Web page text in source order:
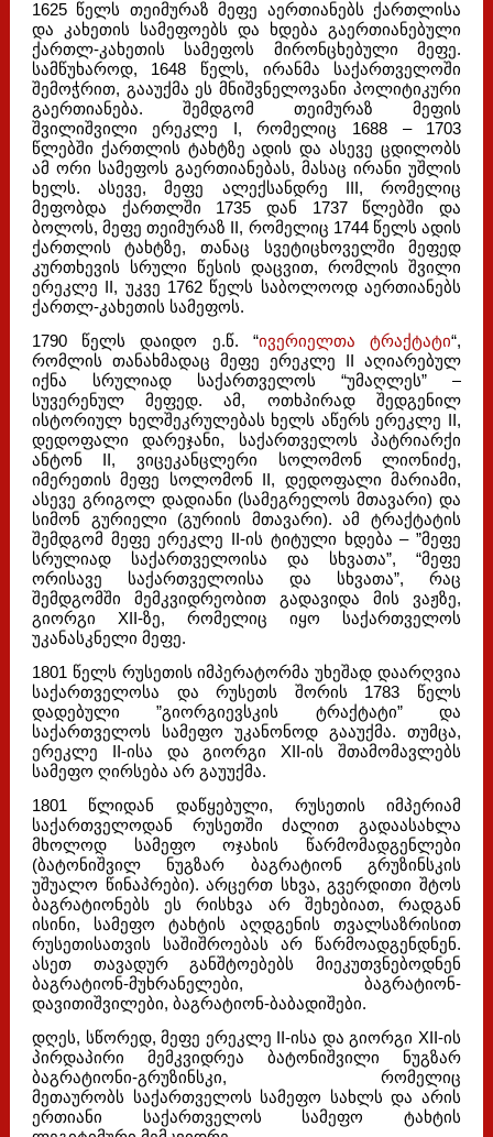
1625 წელს თეიმურაზ მეფე აერთიანებს ქართლისა
და კახეთის სამეფოებს და ხდება გაერთიანებული
ქართლ-კახეთის სამეფოს მირონცხებული მეფე.
სამწუხაროდ, 1648 წელს, ირანმა საქართველოში
შემოჭრით, გააუქმა ეს მნიშვნელოვანი პოლიტიკური
გაერთიანება. შემდგომ თეიმურაზ მეფის
შვილიშვილი ერეკლე I, რომელიც 1688 – 1703
წლებში ქართლის ტახტზე ადის და ასევე ცდილობს
ამ ორი სამეფოს გაერთიანებას, მასაც ირანი უშლის
ხელს. ასევე, მეფე ალექსანდრე III, რომელიც
მეფობდა ქართლში 1735 დან 1737 წლებში და
ბოლოს, მეფე თეიმურაზ II, რომელიც 1744 წელს ადის
ქართლის ტახტზე, თანაც სვეტიცხოველში მეფედ
კურთხევის სრული წესის დაცვით, რომლის შვილი
ერეკლე II, უკვე 1762 წელს საბოლოოდ აერთიანებს
ქართლ-კახეთის სამეფოს.
1790 წელს დაიდო ე.წ. “ივერიელთა ტრაქტატი“,
რომლის თანახმადაც მეფე ერეკლე II აღიარებულ
იქნა სრულიად საქართველოს “უმაღლეს” –
სუვერენულ მეფედ. ამ, ოთხპირად შედგენილ
ისტორიულ ხელშეკრულებას ხელს აწერს ერეკლე II,
დედოფალი დარეჯანი, საქართველოს პატრიარქი
ანტონ II, ვიცეკანცლერი სოლომონ ლიონიძე,
იმერეთის მეფე სოლომონ II, დედოფალი მარიამი,
ასევე გრიგოლ დადიანი (სამეგრელოს მთავარი) და
სიმონ გურიელი (გურიის მთავარი). ამ ტრაქტატის
შემდგომ მეფე ერეკლე II-ის ტიტული ხდება – ”მეფე
სრულიად საქართველოისა და სხვათა”, “მეფე
ორისავე საქართველოისა და სხვათა”, რაც
შემდგომში მემკვიდრეობით გადავიდა მის ვაჟზე,
გიორგი XII-ზე, რომელიც იყო საქართველოს
უკანასკნელი მეფე.
1801 წელს რუსეთის იმპერატორმა უხეშად დაარღვია
საქართველოსა და რუსეთს შორის 1783 წელს
დადებული ”გიორგიევსკის ტრაქტატი” და
საქართველოს სამეფო უკანონოდ გააუქმა. თუმცა,
ერეკლე II-ისა და გიორგი XII-ის შთამომავლებს
სამეფო ღირსება არ გაუუქმა.
1801 წლიდან დაწყებული, რუსეთის იმპერიამ
საქართველოდან რუსეთში ძალით გადაასახლა
მხოლოდ სამეფო ოჯახის წარმომადგენლები
(ბატონიშვილ ნუგზარ ბაგრატიონ გრუზინსკის
უშუალო წინაპრები). არცერთ სხვა, გვერდითი შტოს
ბაგრატიონებს ეს რისხვა არ შეხებიათ, რადგან
ისინი, სამეფო ტახტის აღდგენის თვალსაზრისით
რუსეთისათვის საშიშროებას არ წარმოადგენდნენ.
ასეთ თავადურ განშტოებებს მიეკუთვნებოდნენ
ბაგრატიონ-მუხრანელები, ბაგრატიონ-
დავითიშვილები, ბაგრატიონ-ბაბადიშები.
დღეს, სწორედ, მეფე ერეკლე II-ისა და გიორგი XII-ის
პირდაპირი მემკვიდრეა ბატონიშვილი ნუგზარ
ბაგრატიონი-გრუზინსკი, რომელიც
მეთაურობს საქართველოს სამეფო სახლს და არის
ერთიანი საქართველოს სამეფო ტახტის